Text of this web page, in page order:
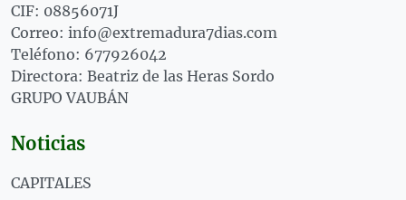
CIF: 08856071J
Correo: info@extremadura7dias.com
Teléfono: 677926042
Directora: Beatriz de las Heras Sordo
GRUPO VAUBÁN
Noticias
CAPITALES